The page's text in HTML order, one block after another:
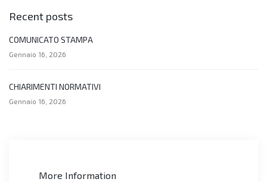
Recent posts
COMUNICATO STAMPA
Gennaio 16, 2026
CHIARIMENTI NORMATIVI
Gennaio 16, 2026
More Information